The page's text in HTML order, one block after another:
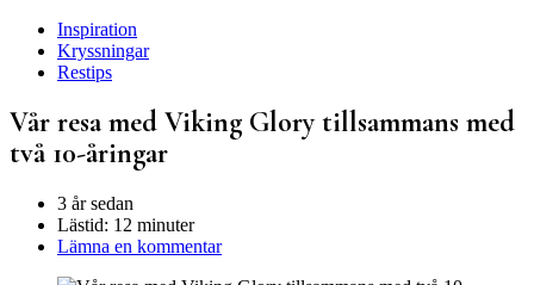
Inspiration
Kryssningar
Restips
Vår resa med Viking Glory tillsammans med
två 10-åringar
3 år sedan
Lästid: 12 minuter
Lämna en kommentar